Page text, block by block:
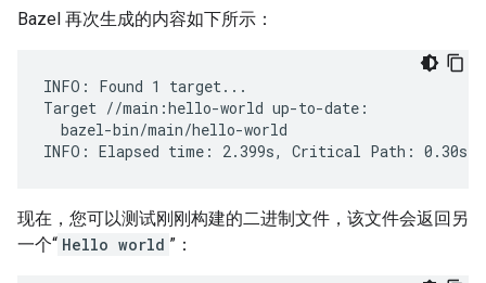
Bazel 再次生成的内容如下所示：
INFO: Found 1 target...
Target //main:hello-world up-to-date:
  bazel-bin/main/hello-world
现在，您可以测试刚刚构建的二进制文件，该文件会返回另
一个“ Hello world ”：